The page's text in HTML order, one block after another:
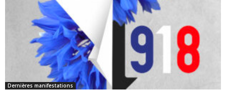
Dernières manifestations